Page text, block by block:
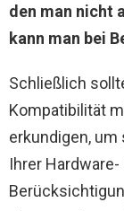
den man nicht
kann man bei
Schließlich
Kompatibilität
erkundigen,
Ihrer